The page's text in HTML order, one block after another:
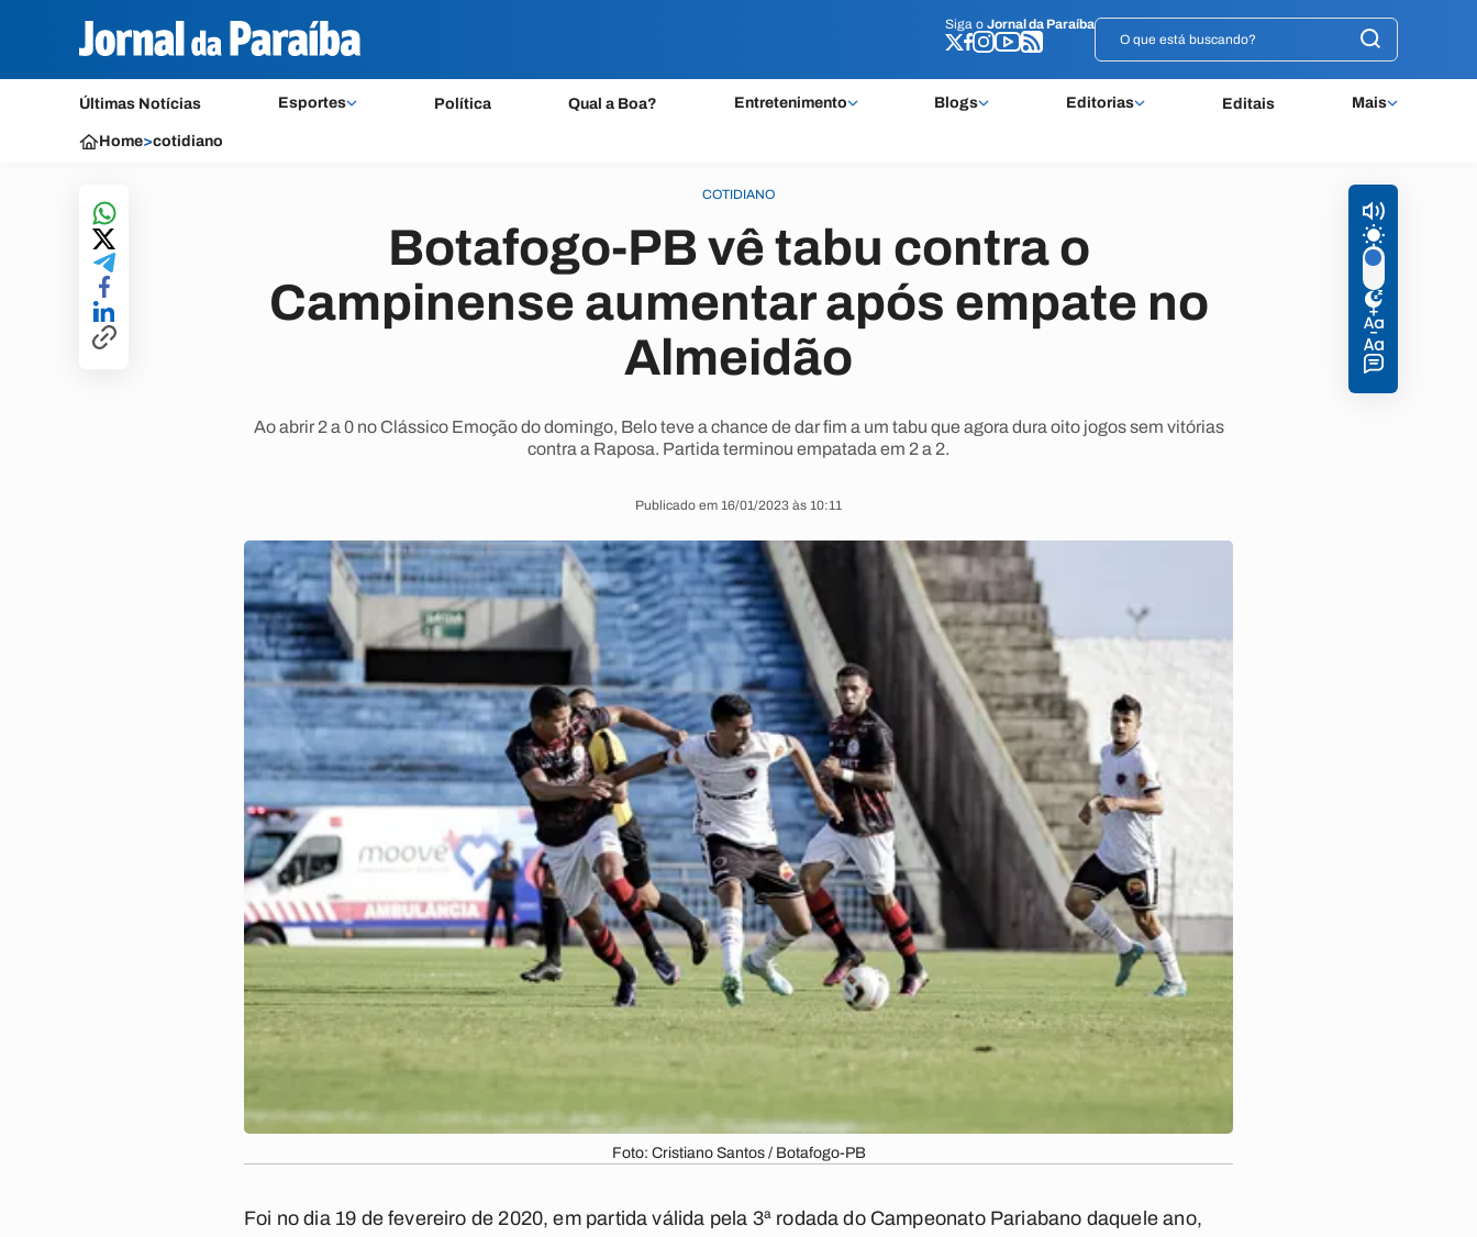
Siga o Jornal da Paraíba
Últimas Notícias Esportes Política Qual a Boa? Entretenimento Blogs Editorias Editais Mais
Siga o Jornal da Paraíba
Home>cotidiano
COTIDIANO
Botafogo-PB vê tabu contra o
Campinense aumentar após empate no
Almeidão
Ao abrir 2 a 0 no Clássico Emoção do domingo, Belo teve a chance de dar fim a um tabu que agora dura oito jogos sem vitórias
contra a Raposa. Partida terminou empatada em 2 a 2.
Publicado em 16/01/2023 às 10:11
Foto: Cristiano Santos / Botafogo-PB
Foi no dia 19 de fevereiro de 2020, em partida válida pela 3ª rodada do Campeonato Pariabano daquele ano,